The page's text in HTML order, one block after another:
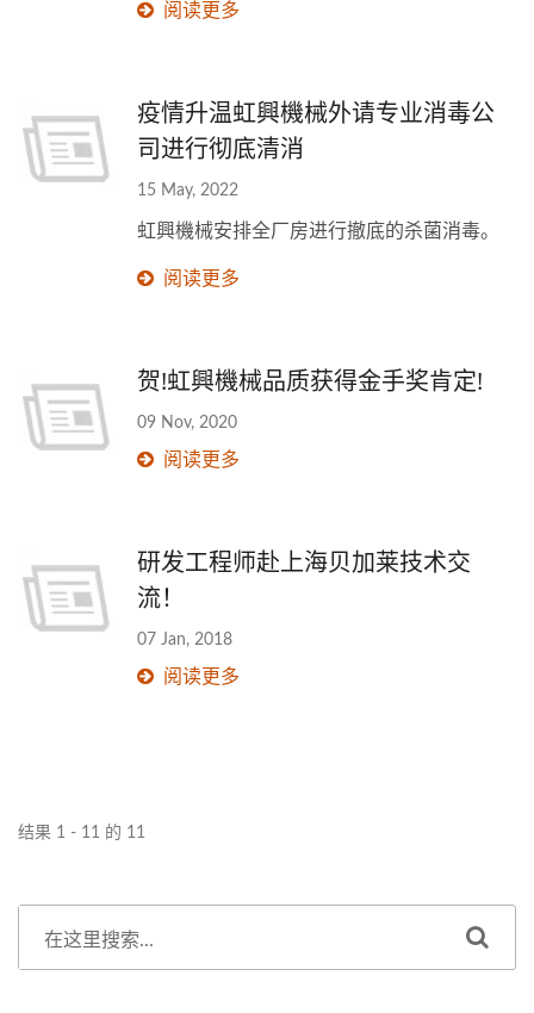
阅读更多
疫情升温虹興機械外请专业消毒公
司进行彻底清消
15 May, 2022
虹興機械安排全厂房进行撤底的杀菌消毒。
阅读更多
贺!虹興機械品质获得金手奖肯定!
09 Nov, 2020
阅读更多
研发工程师赴上海贝加莱技术交
流！
07 Jan, 2018
阅读更多
结果 1 - 11 的 11